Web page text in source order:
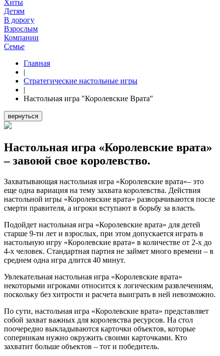
Хиты
Детям
В дорогу
Взрослым
Компании
Семье
Главная
|
Стратегические настольные игры
|
Настольная игра "Королевские Врата"
вернуться
Настольная игра «Королевские врата»
– завоюй свое королевство.
Захватывающая настольная игра «Королевские врата»– это
еще одна вариация на тему захвата королевства. Действия
настольной игры «Королевские врата» разворачиваются после
смерти правителя, а игроки вступают в борьбу за власть.
Подойдет настольная игра «Королевские врата» для детей
старше 9-ти лет и взрослых, при этом допускается играть в
настольную игру «Королевские врата» в количестве от 2-х до
4-х человек. Стандартная партия не займет много времени – в
среднем одна игра длится 40 минут.
Увлекательная настольная игра «Королевские врата»
некоторыми игроками относится к логическим развлечениям,
поскольку без хитрости и расчета выиграть в ней невозможно.
По сути, настольная игра «Королевские врата» представляет
собой захват важных для королевства ресурсов. На стол
поочередно выкладываются карточки объектов, которые
соперникам нужно окружить своими карточками. Кто
захватит больше объектов – тот и победитель.